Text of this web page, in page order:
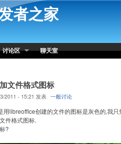
者之家
讨论区 聊天室
文件格式图标
2011 - 15:21 发表 一般讨论
libreoffice创建的文件的图标是灰色的,我
件格式图标.
?